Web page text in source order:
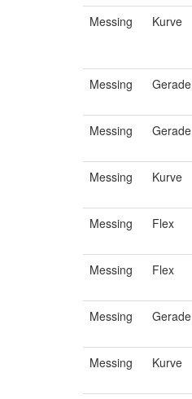
Messing Kurve
Messing Gerade
Messing Gerade
Messing
Kurve
Messing Flex
Messing Flex
Messing Gerade
Messing Kurve